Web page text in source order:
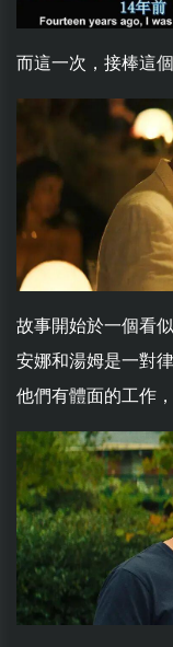
而這一次，接棒這
故事開始於一個看
安娜和湯姆是一對律
他們有體面的工作